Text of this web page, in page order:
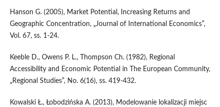
Hanson G. (2005), Market Potential, Increasing Returns and
Geographic Concentration, „Journal of International Economics”,
Vol. 67, ss. 1-24.
Keeble D., Owens P. L., Thompson Ch. (1982), Regional
Accessibility and Economic Potential in The European Community,
„Regional Studies”, No. 6(16), ss. 419-432.
Kowalski Ł., Łobodzińska A. (2013), Modelowanie lokalizacji miejsc